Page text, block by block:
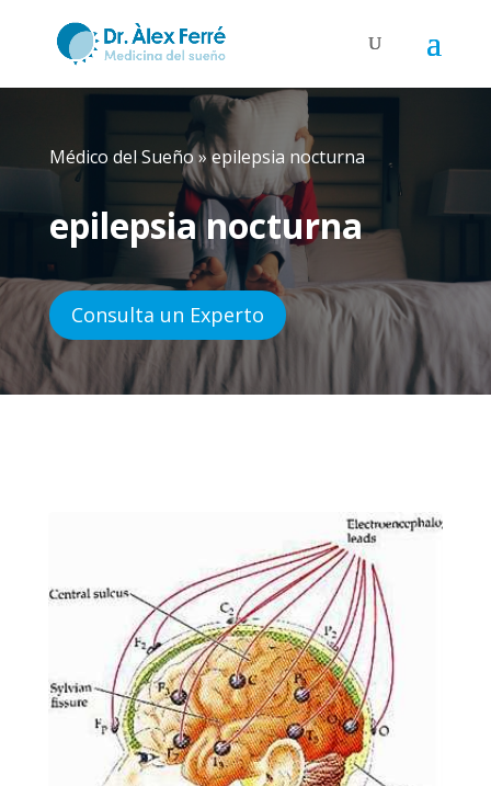
Médico del Sueño»epilepsia nocturna
epilepsia nocturna
Consulta un Experto